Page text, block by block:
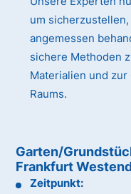
um
angemessen
sichere Methoden
Materialien und
Raums.
Garten/
Frankfurt
Zeitpunkt: